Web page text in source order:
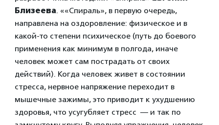
Близеева. ««Спираль», в первую очередь,
направлена на оздоровление: физическое и в
какой-то степени психическое (путь до боевого
применения как минимум в полгода, иначе
человек может сам пострадать от своих
действий). Когда человек живет в состоянии
стресса, нервное напряжение переходит в
мышечные зажимы, это приводит к ухудшению
здоровья, что усугубляет стресс — и так по